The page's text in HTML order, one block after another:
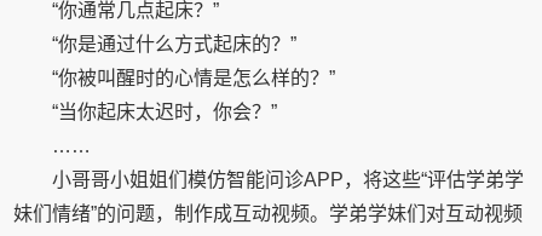
“你通常几点起床？”
“你是通过什么方式起床的？”
“你被叫醒时的心情是怎么样的？”
“当你起床太迟时，你会？”
……
小哥哥小姐姐们模仿智能问诊APP，将这些“评估学弟学
妹们情绪”的问题，制作成互动视频。学弟学妹们对互动视频